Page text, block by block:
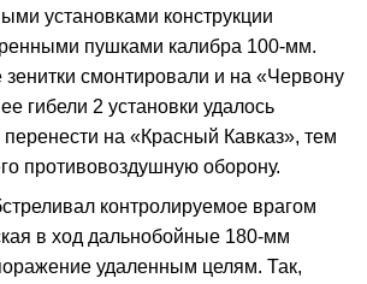
установками конструкции
пушками калибра 100-мм.
смонтировали и на «Червону
гибели 2 установки удалось
на «Красный Кавказ», тем
противовоздушную оборону.
контролируемое врагом
в ход дальнобойные 180-мм
удаленным целям. Так,